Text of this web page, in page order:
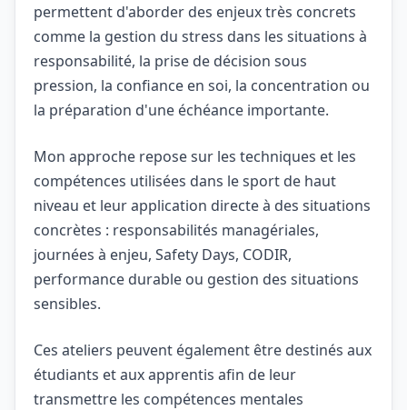
permettent d'aborder des enjeux très concrets
comme la gestion du stress dans les situations à
responsabilité, la prise de décision sous
pression, la confiance en soi, la concentration ou
la préparation d'une échéance importante.
Mon approche repose sur les techniques et les
compétences utilisées dans le sport de haut
niveau et leur application directe à des situations
concrètes : responsabilités managériales,
journées à enjeu, Safety Days, CODIR,
performance durable ou gestion des situations
sensibles.
Ces ateliers peuvent également être destinés aux
étudiants et aux apprentis afin de leur
transmettre les compétences mentales